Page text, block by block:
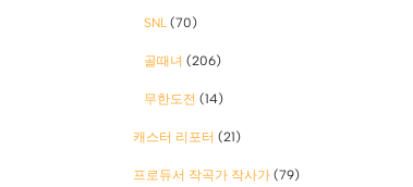
SNL (70)
골때녀 (206)
무한도전 (14)
캐스터 리포터 (21)
프로듀서 작곡가 작사가 (79)